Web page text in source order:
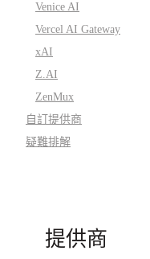
Venice AI
Vercel AI Gateway
xAI
Z.AI
ZenMux
自訂提供商
疑難排解
提供商